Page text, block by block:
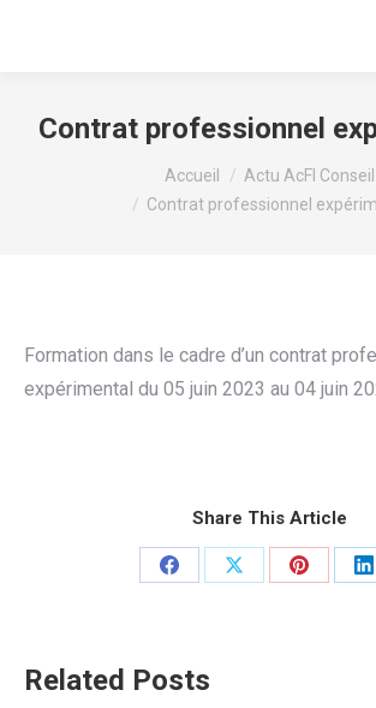
Contrat professionnel
Accueil
Actu AcFI Conseil
Contrat professionnel
Formation dans le cadre d’un contrat
expérimental du 05 juin 2023 au 04 juin
Share This Article
PartagerPartagerPartager
Related Posts